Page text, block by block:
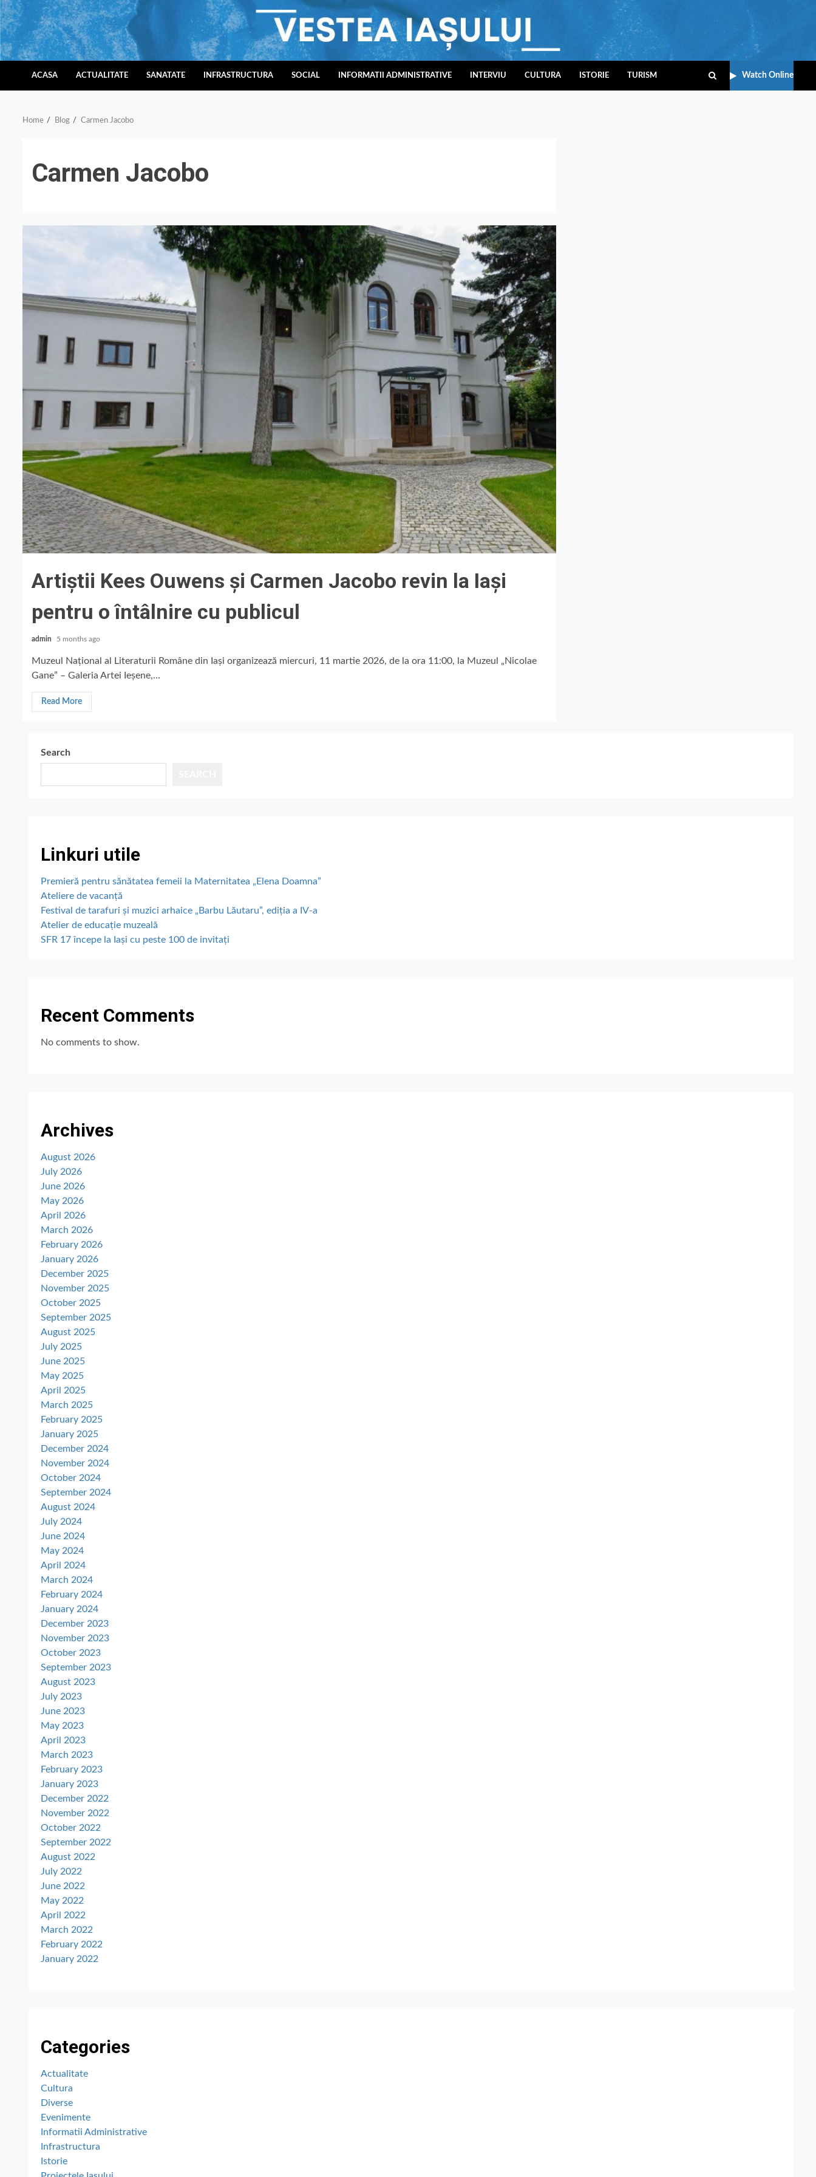
Skip
to
content
ACASA ACTUALITATE SANATATE INFRASTRUCTURA SOCIAL INFORMATII ADMINISTRATIVE INTERVIU CULTURA ISTORIE TURISM Watch Online
Home Blog Carmen Jacobo
Carmen Jacobo
Artiștii Kees Ouwens și Carmen Jacobo revin la Iași
pentru o întâlnire cu publicul
admin 5 months ago
Muzeul Național al Literaturii Române din Iași organizează miercuri, 11 martie 2026, de la ora 11:00, la Muzeul „Nicolae
Gane” – Galeria Artei Ieșene,...
Read More
Search
Linkuri utile
Premieră pentru sănătatea femeii la Maternitatea „Elena Doamna”
Ateliere de vacanță
Festival de tarafuri și muzici arhaice „Barbu Lăutaru”, ediția a IV-a
Atelier de educație muzeală
SFR 17 începe la Iași cu peste 100 de invitați
Recent Comments
No comments to show.
Archives
August 2026
July 2026
June 2026
May 2026
April 2026
March 2026
February 2026
January 2026
December 2025
November 2025
October 2025
September 2025
August 2025
July 2025
June 2025
May 2025
April 2025
March 2025
February 2025
January 2025
December 2024
November 2024
October 2024
September 2024
August 2024
July 2024
June 2024
May 2024
April 2024
March 2024
February 2024
January 2024
December 2023
November 2023
October 2023
September 2023
August 2023
July 2023
June 2023
May 2023
April 2023
March 2023
February 2023
January 2023
December 2022
November 2022
October 2022
September 2022
August 2022
July 2022
June 2022
May 2022
April 2022
March 2022
February 2022
January 2022
Categories
Actualitate
Cultura
Diverse
Evenimente
Informatii Administrative
Infrastructura
Istorie